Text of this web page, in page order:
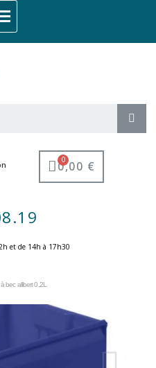
0,00 €
et de 14h à 17h30
bec allibert 0,2L